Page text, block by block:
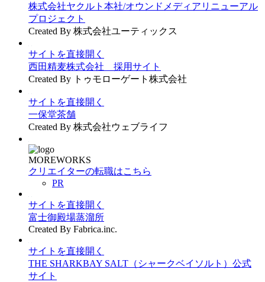
株式会社ヤクルト本社/オウンドメディアリニューアル
プロジェクト
Created By 株式会社ユーティックス
サイトを直接開く
西田精麦株式会社 採用サイト
Created By トゥモローゲート株式会社
サイトを直接開く
一保堂茶舗
Created By 株式会社ウェブライフ
MOREWORKS
クリエイターの転職はこちら
PR
サイトを直接開く
富士御殿場蒸溜所
Created By Fabrica.inc.
サイトを直接開く
THE SHARKBAY SALT（シャークベイソルト）公式
サイト